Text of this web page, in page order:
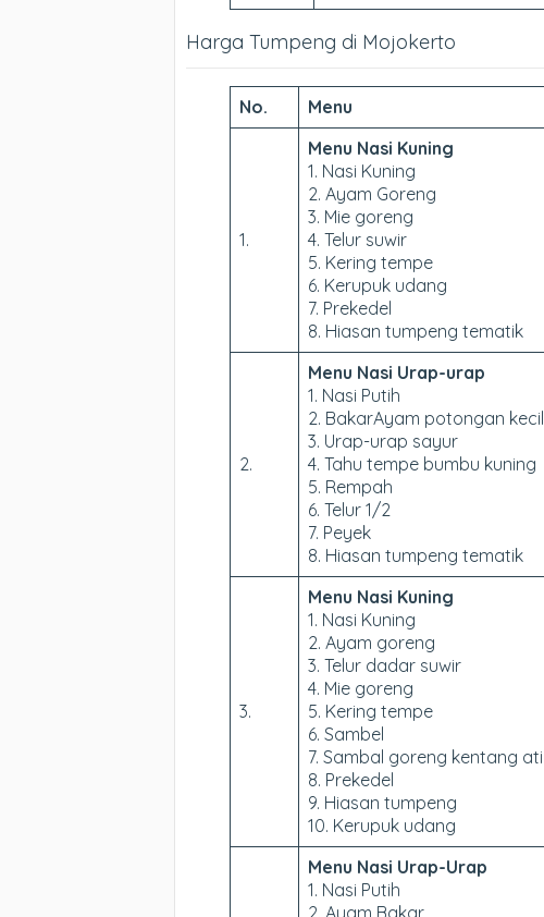
Harga Tumpeng di Mojokerto
No. Menu
1.
Menu Nasi Kuning
1. Nasi Kuning
2. Ayam Goreng
3. Mie goreng
4. Telur suwir
5. Kering tempe
6. Kerupuk udang
7. Prekedel
8. Hiasan tumpeng tematik
2.
Menu Nasi Urap-urap
1. Nasi Putih
2. BakarAyam potongan kecil
3. Urap-urap sayur
4. Tahu tempe bumbu kuning
5. Rempah
6. Telur 1/2
7. Peyek
8. Hiasan tumpeng tematik
3.
Menu Nasi Kuning
1. Nasi Kuning
2. Ayam goreng
3. Telur dadar suwir
4. Mie goreng
5. Kering tempe
6. Sambel
7. Sambal goreng kentang ati
8. Prekedel
9. Hiasan tumpeng
10. Kerupuk udang
Menu Nasi Urap-Urap
1. Nasi Putih
2. Ayam Bakar